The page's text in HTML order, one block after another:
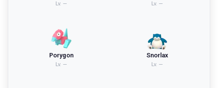
Lv. — Lv. —
Porygon
Lv. —
Snorlax
Lv. —